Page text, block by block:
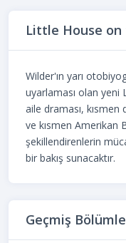
Little House on
Wilder'ın yarı
uyarlaması olan yeni
aile draması,
ve kısmen Amerikan
şekillendirenlerin
bir bakış sunacaktır.
Geçmiş